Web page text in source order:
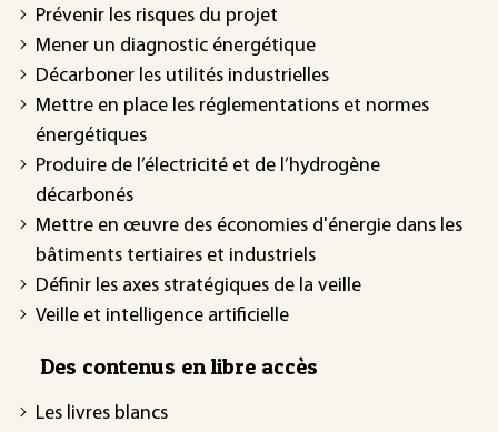
Prévenir les risques du projet
Mener un diagnostic énergétique
Décarboner les utilités industrielles
Mettre en place les réglementations et normes
énergétiques
Produire de l’électricité et de l’hydrogène
décarbonés
Mettre en œuvre des économies d'énergie dans les
bâtiments tertiaires et industriels
Définir les axes stratégiques de la veille
Veille et intelligence artificielle
Des contenus en libre accès
Les livres blancs